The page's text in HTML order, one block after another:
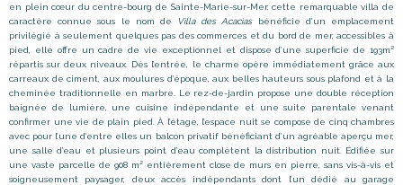
en plein cœur du centre-bourg de Sainte-Marie-sur-Mer, cette remarquable villa de
caractère connue sous le nom de
Villa des Acacias bénéficie d’un emplacement
privilégié à seulement quelques pas des commerces et du bord de mer, accessibles à
pied, elle offre un cadre de vie exceptionnel et dispose d’une superficie de 193m²
répartis sur deux niveaux. Dès l’entrée, le charme opère immédiatement grâce aux
carreaux de ciment, aux moulures d’époque, aux belles hauteurs sous plafond et à la
cheminée traditionnelle en marbre. Le rez-de-jardin propose une double réception
baignée de lumière, une cuisine indépendante et une suite parentale venant
confirmer une vie de plain pied. À l’étage, l’espace nuit se compose de cinq chambres
avec pour l’une d’entre elles un balcon privatif bénéficiant d’un agréable aperçu mer,
une salle d’eau et plusieurs point d’eau complètent la distribution nuit. Édifiée sur
une vaste parcelle de 908 m² entièrement close de murs en pierre, sans vis-à-vis et
soigneusement paysager, deux accès indépendants dont l’un dédié au garage